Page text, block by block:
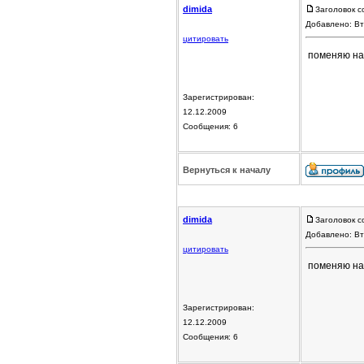
dimida
цитировать
Зарегистрирован:
12.12.2009
Сообщения: 6
Заголовок
Добавлено:
поменяю
Вернуться к началу
dimida
цитировать
Зарегистрирован:
12.12.2009
Сообщения: 6
Заголовок
Добавлено:
поменяю